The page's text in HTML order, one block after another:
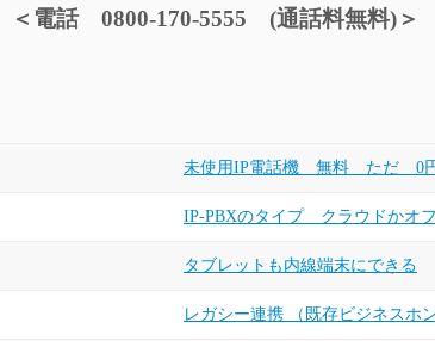
＜電話 0800-170-5555 (通話料無料)＞
未使用IP電話機 無料 ただ 0
IP-PBXのタイプ クラウドかオ
タブレットも内線端末にできる
レガシー連携 （既存ビジネスホ